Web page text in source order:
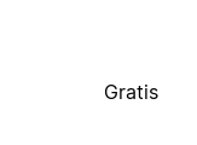
Gratis